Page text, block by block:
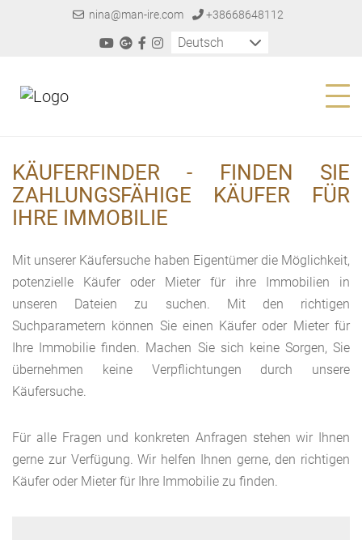
nina@man-ire.com +38668648112
Deutsch
KÄUFERFINDER - FINDEN SIE
ZAHLUNGSFÄHIGE KÄUFER FÜR
IHRE IMMOBILIE
Mit unserer Käufersuche haben Eigentümer die Möglichkeit,
potenzielle Käufer oder Mieter für ihre Immobilien in
unseren Dateien zu suchen. Mit den richtigen
Suchparametern können Sie einen Käufer oder Mieter für
Ihre Immobilie finden. Machen Sie sich keine Sorgen, Sie
übernehmen keine Verpflichtungen durch unsere
Käufersuche.
Für alle Fragen und konkreten Anfragen stehen wir Ihnen
gerne zur Verfügung. Wir helfen Ihnen gerne, den richtigen
Käufer oder Mieter für Ihre Immobilie zu finden.